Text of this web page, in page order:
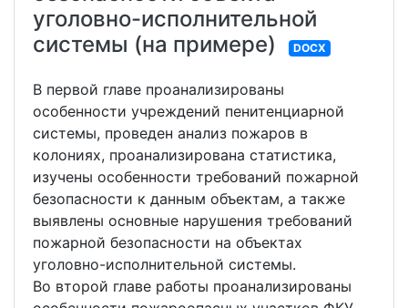
уголовно-исполнительной
системы (на примере)
DOCX
В первой главе проанализированы
особенности учреждений пенитенциарной
системы, проведен анализ пожаров в
колониях, проанализирована статистика,
изучены особенности требований пожарной
безопасности к данным объектам, а также
выявлены основные нарушения требований
пожарной безопасности на объектах
уголовно-исполнительной системы.
Во второй главе работы проанализированы